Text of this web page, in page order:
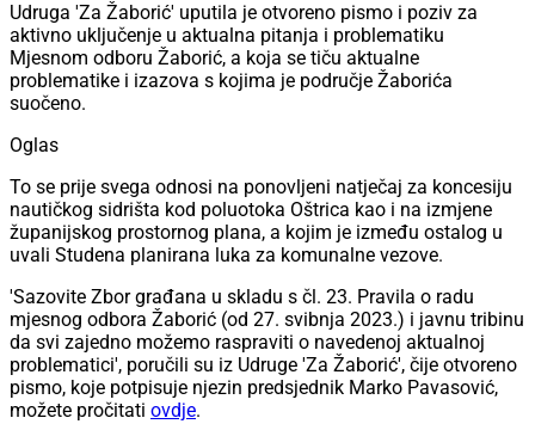
Udruga 'Za Žaborić' uputila je otvoreno pismo i poziv za
aktivno uključenje u aktualna pitanja i problematiku
Mjesnom odboru Žaborić, a koja se tiču aktualne
problematike i izazova s kojima je područje Žaborića
suočeno.
Oglas
To se prije svega odnosi na ponovljeni natječaj za koncesiju
nautičkog sidrišta kod poluotoka Oštrica kao i na izmjene
županijskog prostornog plana, a kojim je između ostalog u
uvali Studena planirana luka za komunalne vezove.
'Sazovite Zbor građana u skladu s čl. 23. Pravila o radu
mjesnog odbora Žaborić (od 27. svibnja 2023.) i javnu tribinu
da svi zajedno možemo raspraviti o navedenoj aktualnoj
problematici', poručili su iz Udruge 'Za Žaborić', čije otvoreno
pismo, koje potpisuje njezin predsjednik Marko Pavasović,
možete pročitati ovdje.